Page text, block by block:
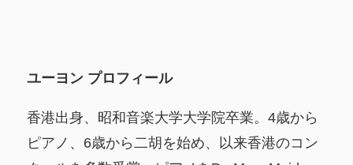
ユーヨン プロフィール
香港出身、昭和音楽大学大学院卒業。4歳から
ピアノ、6歳から二胡を始め、以来香港のコン